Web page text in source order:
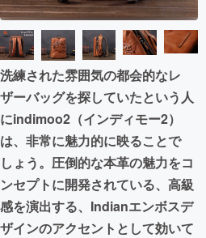
まちづくり・地域活性化
CAMPFIRE for Social Good
CAMPFIREふるさと納税
洗練された雰囲気の都会的なレ
ザーバッグを探していたという人
にindimoo2（インディモー2）
は、非常に魅力的に映ることで
しょう。圧倒的な本革の魅力をコ
ンセプトに開発されている、高級
感を演出する、Indianエンボスデ
ザインのアクセントとして効いて